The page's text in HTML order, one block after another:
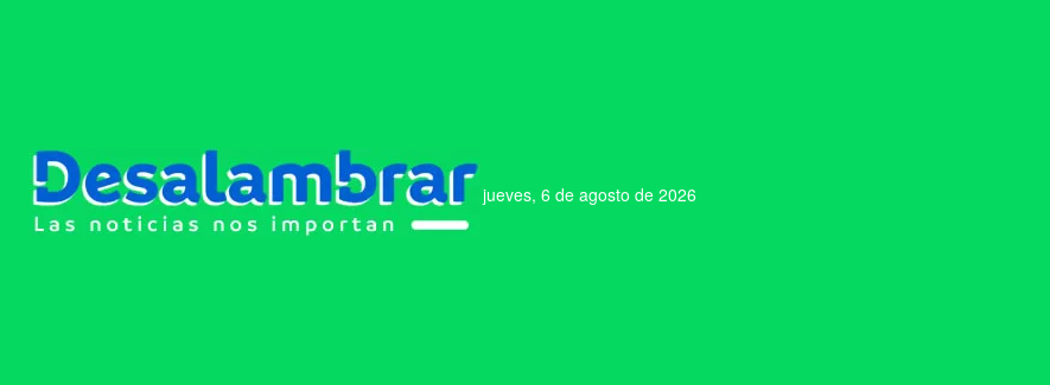
jueves, 6 de agosto de 2026